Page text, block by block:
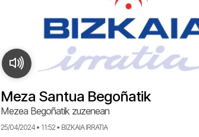
Meza Santua Begoñatik
Mezea Begoñatik zuzenean
25/04/2024 • 11:52 • BIZKAIA IRRATIA